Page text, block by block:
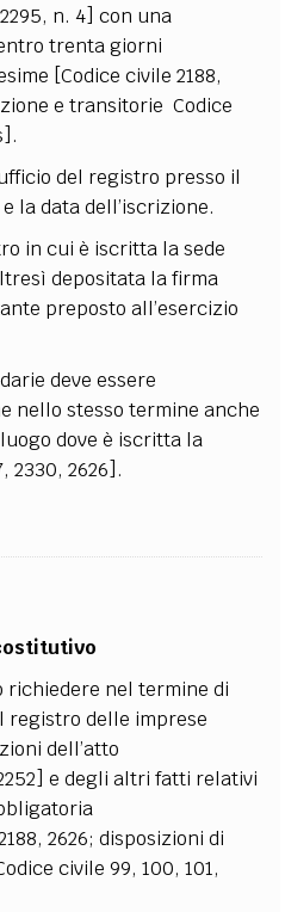
n. 4] con una
trenta giorni
[Codice civile 2188,
e transitorie Codice
del registro presso il
la data dell’iscrizione.
in cui è iscritta la sede
depositata la firma
preposto all’esercizio
deve essere
nello stesso termine anche
dove è iscritta la
2330, 2626].
richiedere nel termine di
registro delle imprese
dell’atto
e degli altri fatti relativi
2626; disposizioni di
civile 99, 100, 101,